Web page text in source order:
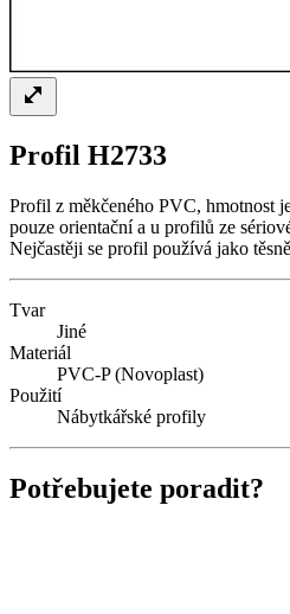
Profil H2733
Profil z měkčeného PVC, hmotnost
pouze orientační a u profilů ze
Nejčastěji se profil používá jako
Tvar
Jiné
Materiál
PVC-P (Novoplast)
Použití
Nábytkářské profily
Potřebujete poradit?